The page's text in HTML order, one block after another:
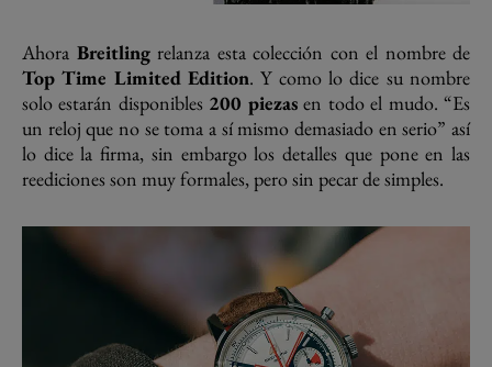
Ahora Breitlingrelanza esta colección con el nombre de
Top Time Limited Edition. Y como lo dice su nombre
solo estarán disponibles 200 piezasen todo el mudo. “Es
un reloj que no se toma a sí mismo demasiado en serio” así
lo dice la firma, sin embargo los detalles que pone en las
reediciones son muy formales, pero sin pecar de simples.